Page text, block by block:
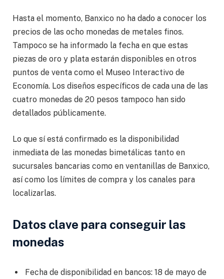
Hasta el momento, Banxico no ha dado a conocer los
precios de las ocho monedas de metales finos.
Tampoco se ha informado la fecha en que estas
piezas de oro y plata estarán disponibles en otros
puntos de venta como el Museo Interactivo de
Economía. Los diseños específicos de cada una de las
cuatro monedas de 20 pesos tampoco han sido
detallados públicamente.
Lo que sí está confirmado es la disponibilidad
inmediata de las monedas bimetálicas tanto en
sucursales bancarias como en ventanillas de Banxico,
así como los límites de compra y los canales para
localizarlas.
Datos clave para conseguir las
monedas
Fecha de disponibilidad en bancos: 18 de mayo de